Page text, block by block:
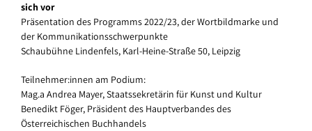
sich vor
Präsentation des Programms 2022/23, der Wortbildmarke und
der Kommunikationsschwerpunkte
Schaubühne Lindenfels, Karl-Heine-Straße 50, Leipzig
Teilnehmer:innen am Podium:
Mag.a Andrea Mayer, Staatssekretärin für Kunst und Kultur
Benedikt Föger, Präsident des Hauptverbandes des
Österreichischen Buchhandels